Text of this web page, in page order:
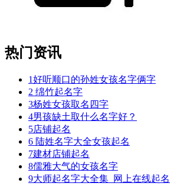
热门资讯
1好听顺口的孙姓女孩名字俩字
2 绵竹起名字
3杨姓女孩取名四字
4男孩缺土取什么名字好？
5店铺起名
6 陆姓名字大全女孩起名
7建材店铺起名
8儒雅大气的女孩名字
9大师起名字大全集_网上在线起名